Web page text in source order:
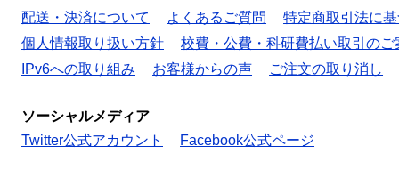
配送・決済について
よくあるご質問
特定商取引法に
個人情報取り扱い方針
校費・公費・科研費払い取引のご
IPv6への取り組み
お客様からの声 ご注文の取り消し
ソーシャルメディア
Twitter公式アカウント
Facebook公式ページ